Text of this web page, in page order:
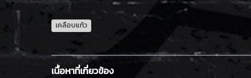
เคลือบแก้ว
เนื้อหาที่เกี่ยวข้อง